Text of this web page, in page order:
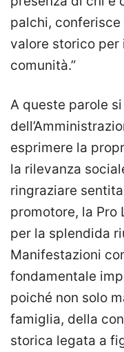
palchi,
valore storico per
comunità.”
A queste parole
esprimere la
la rilevanza
ringraziare
promotore, la Pro
per la splendida
Manifestazioni
fondamentale
poiché non solo
famiglia, della
storica legata a